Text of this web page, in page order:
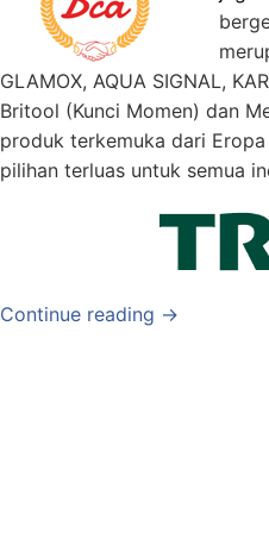
GLAMOX, AQUA SIGNAL,
Britool (Kunci Momen) dan
produk terkemuka dari
pilihan terluas untuk semua
Continue reading →